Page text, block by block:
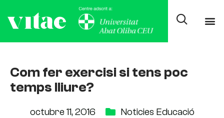
Com fer exercisi si tens poc
temps lliure?
octubre 11, 2016 Noticies Educació